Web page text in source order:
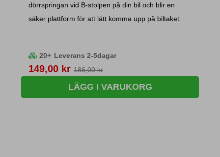
dörrspringan vid B-stolpen på din bil och blir en
säker plattform för att lätt komma upp på biltaket.
20+ Leverans 2-5dagar
Pris
149,00 kr 186,00 kr
LÄGG I VARUKORG